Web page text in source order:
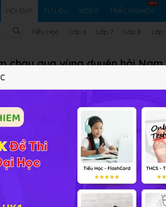
HỎI ĐÁP TƯ LIỆU VIDEO TRẮC NGHIỆM
Tiểu Học Lớp 6 Lớp 7 Lớp 8 Lớp
chạy qua vùng duyên hải Nam
hướng Bắc - Nam chạy qua vùng duyên hải
Chí Minh cũng chạy qua vùng Duyên hải